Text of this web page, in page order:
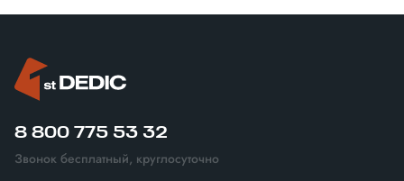
8 800 775 53 32
Звонок бесплатный, круглосуточно